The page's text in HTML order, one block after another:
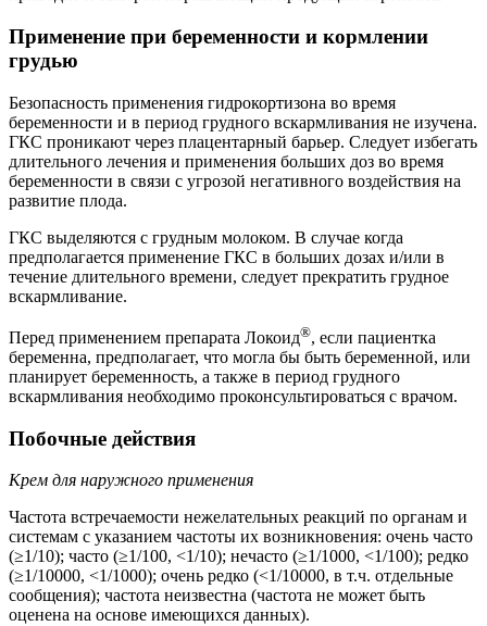
Применение при беременности и кормлении
грудью
Безопасность применения гидрокортизона во время
беременности и в период грудного вскармливания не изучена.
ГКС проникают через плацентарный барьер. Следует избегать
длительного лечения и применения больших доз во время
беременности в связи с угрозой негативного воздействия на
развитие плода.
ГКС выделяются с грудным молоком. В случае когда
предполагается применение ГКС в больших дозах и/или в
течение длительного времени, следует прекратить грудное
вскармливание.
Перед применением препарата Локоид®, если пациентка
беременна, предполагает, что могла бы быть беременной, или
планирует беременность, а также в период грудного
вскармливания необходимо проконсультироваться с врачом.
Побочные действия
Крем для наружного применения
Частота встречаемости нежелательных реакций по органам и
системам с указанием частоты их возникновения: очень часто
(≥1/10); часто (≥1/100, <1/10); нечасто (≥1/1000, <1/100); редко
(≥1/10000, <1/1000); очень редко (<1/10000, в т.ч. отдельные
сообщения); частота неизвестна (частота не может быть
оценена на основе имеющихся данных).